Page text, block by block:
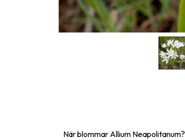
När blommar Allium Neapolitanum?